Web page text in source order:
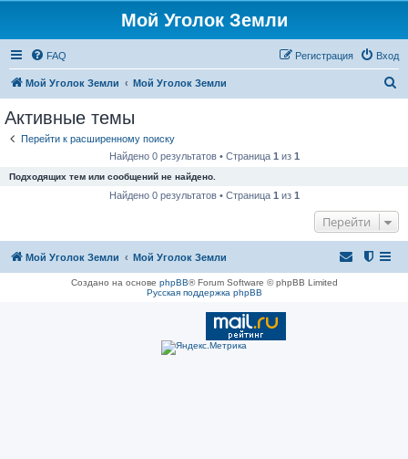
Мой Уголок Земли
FAQ Вход
Регистрация
Мой Уголок Земли Мой Уголок Земли
Активные темы
Перейти к расширенному поиску
Найдено 0 результатов • Страница 1 из 1
Подходящих тем или сообщений не найдено.
Найдено 0 результатов • Страница 1 из 1
Перейти
Мой Уголок Земли Мой Уголок Земли
Создано на основе phpBB® Forum Software © phpBB Limited
Русская поддержка phpBB